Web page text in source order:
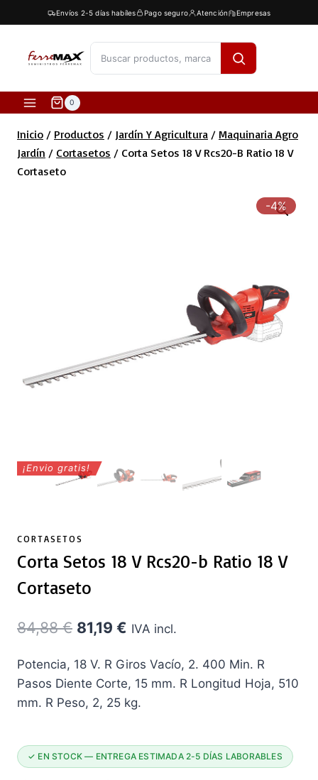
al
contenido
Envíos 2-5 días habíles Pago seguro Atención Empresas
0
Inicio / Productos / Jardín Y Agricultura / Maquinaria Agro
Jardín / Cortasetos / Corta Setos 18 V Rcs20-B Ratio 18 V
Cortaseto
-4%
¡Envio gratis!
CORTASETOS
Corta Setos 18 V Rcs20-b Ratio 18 V
Cortaseto
84,88€ El
original
era:
81,19 € El
actual
es:
IVA incl.
Potencia, 18 V. R Giros Vacío, 2. 400 Min. R
Pasos Diente Corte, 15 mm. R Longitud Hoja, 510
mm. R Peso, 2, 25 kg.
✓ EN STOCK — ENTREGA ESTIMADA 2-5 DÍAS LABORABLES